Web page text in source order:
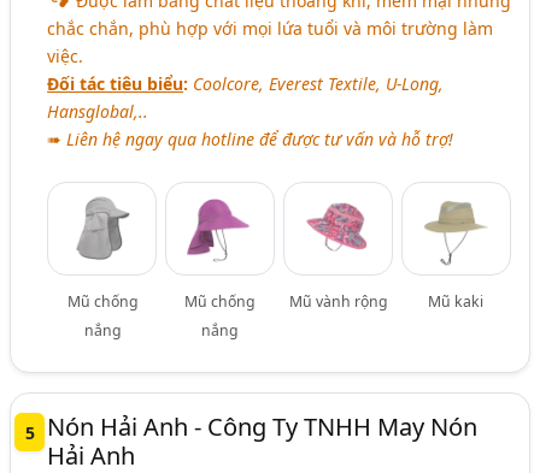
chắc chắn, phù hợp với mọi lứa tuổi và môi trường làm
việc.
Đối tác tiêu biểu: Coolcore, Everest Textile, U-Long,
Hansglobal,..
➠Liên hệ ngay qua hotline để được tư vấn và hỗ trợ!
Mũ chống
nắng
Mũ chống
nắng
Mũ vành rộng Mũ kaki
5
Nón Hải Anh - Công Ty TNHH May Nón
Hải Anh